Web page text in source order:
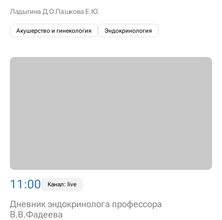
Ладыгина Д.О.Пашкова Е.Ю.
Акушерство и гинекология Эндокринология
11:00 Канал: live
Дневник эндокринолога профессора
В.В.Фадеева